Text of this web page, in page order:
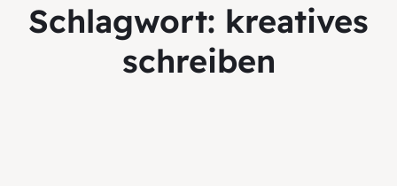
Schlagwort: kreatives
schreiben